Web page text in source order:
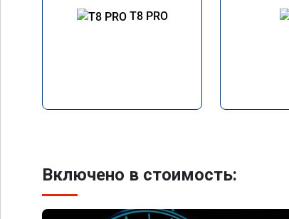
T8 PRO
Включено в стоимость: